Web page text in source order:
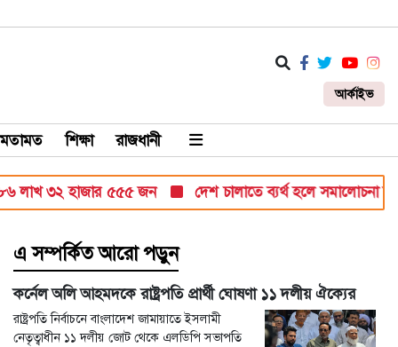
আর্কাইভ
মতামত শিক্ষা রাজধানী
৩২ হাজার ৫৫৫ জন দেশ চালাতে ব্যর্থ হলে সমালোচনা করবেন:
এ সম্পর্কিত আরো পড়ুন
কর্নেল অলি আহমদকে রাষ্ট্রপতি প্রার্থী ঘোষণা ১১ দলীয় ঐক্যের
রাষ্ট্রপতি নির্বাচনে বাংলাদেশ জামায়াতে ইসলামী
নেতৃত্বাধীন ১১ দলীয় জোট থেকে এলডিপি সভাপতি